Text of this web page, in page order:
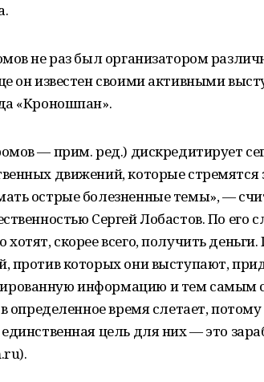
не раз был организатором
он известен своими активными
«Кроношпан».
— прим. ред.) дискредитирует
движений, которые стремятся
острые болезненные темы», —
Сергей Лобастов. По его
скорее всего, получить
против которых они выступают,
информацию и тем самым
определенное время слетает,
цель для них — это